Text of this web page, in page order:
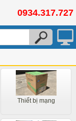
0934.317.727
Thiết bị mạng